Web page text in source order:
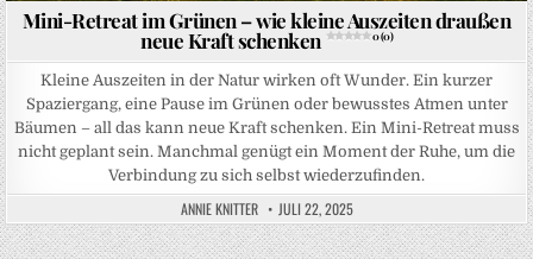
Mini-Retreat im Grünen – wie kleine Auszeiten draußen
neue Kraft schenken 0 (0)
Kleine Auszeiten in der Natur wirken oft Wunder. Ein kurzer
Spaziergang, eine Pause im Grünen oder bewusstes Atmen unter
Bäumen – all das kann neue Kraft schenken. Ein Mini-Retreat muss
nicht geplant sein. Manchmal genügt ein Moment der Ruhe, um die
Verbindung zu sich selbst wiederzufinden.
ANNIE KNITTER JULI 22, 2025